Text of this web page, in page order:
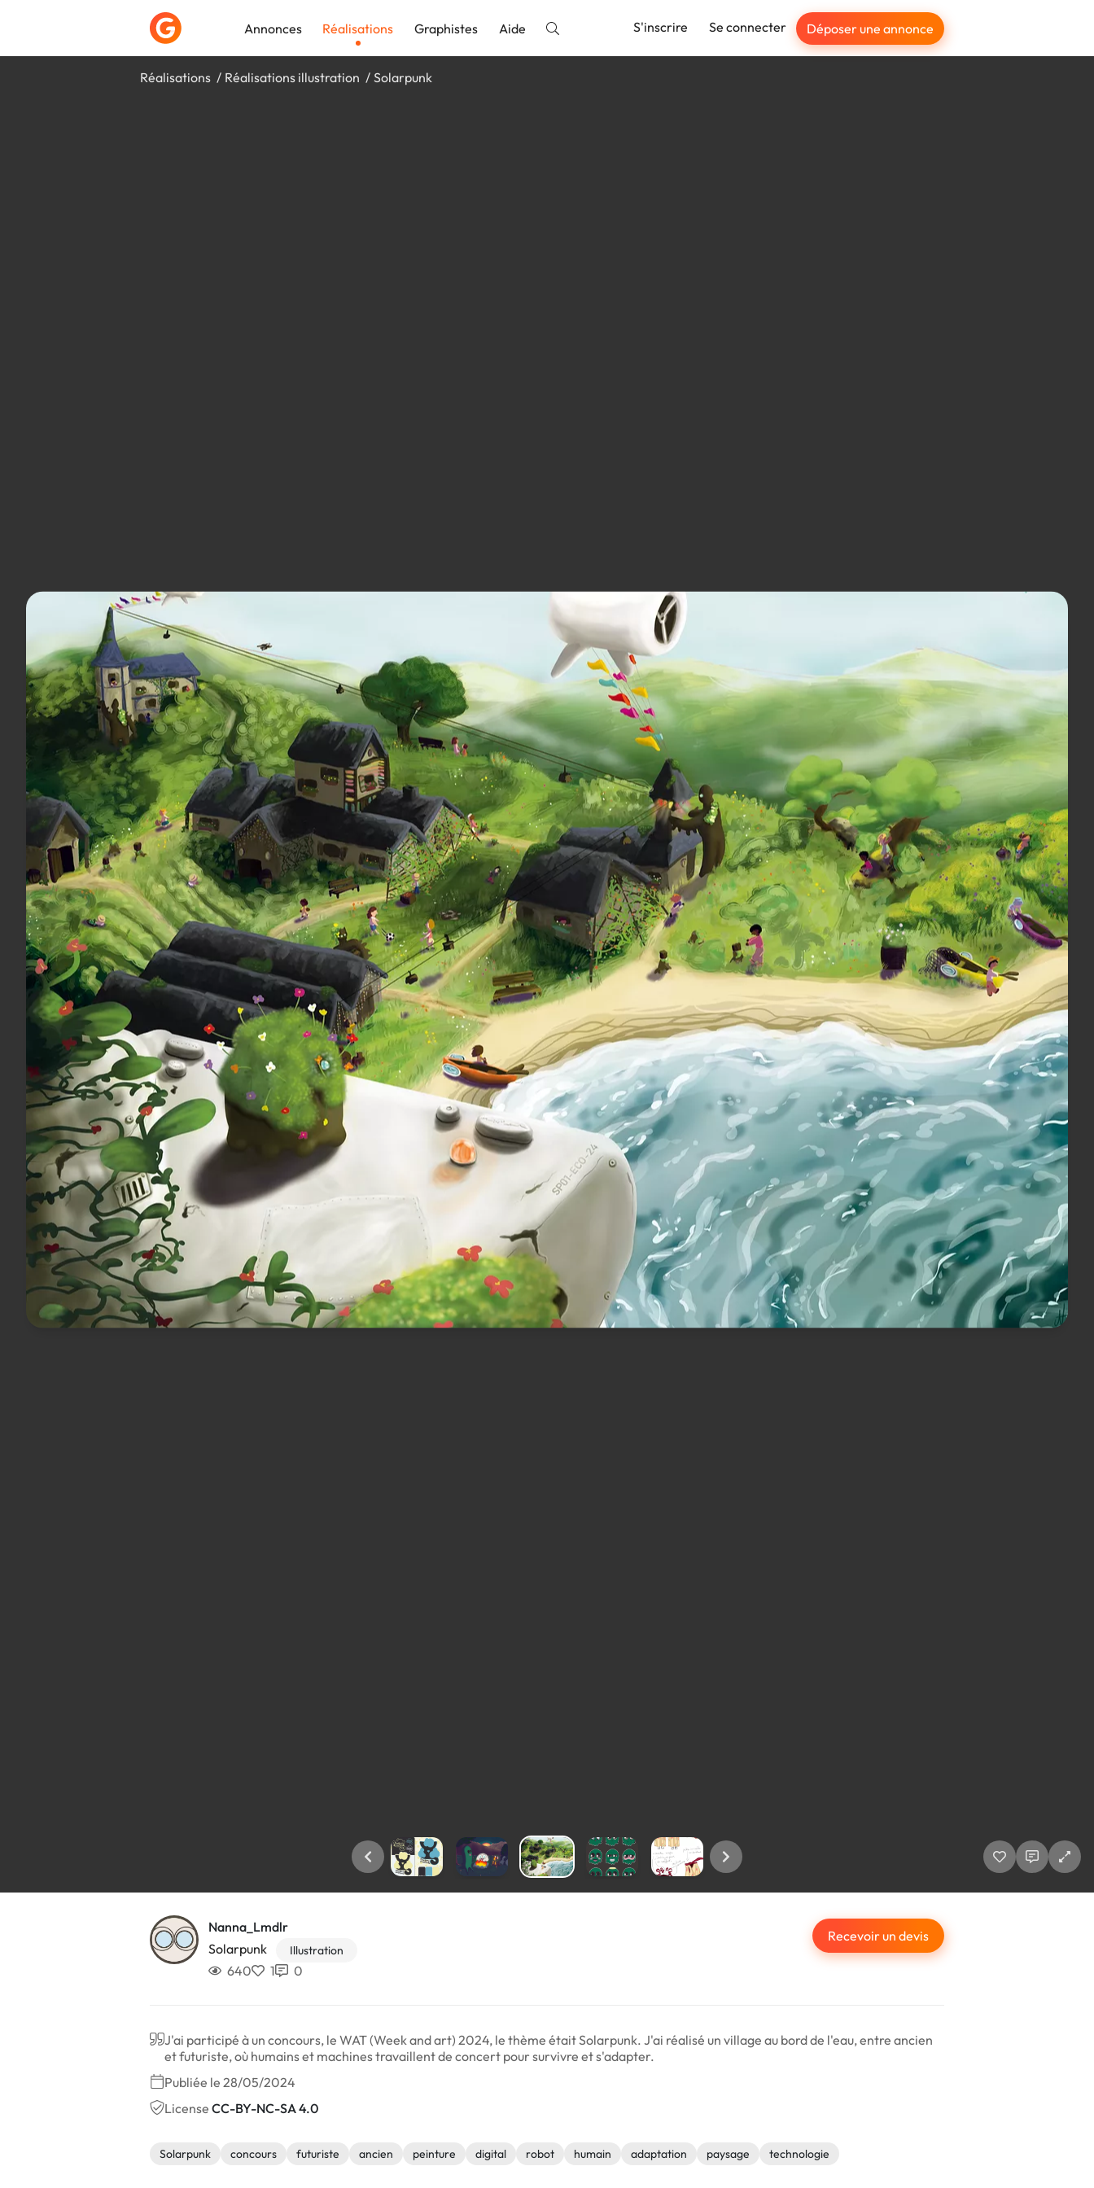
Annonces Réalisations Graphistes Aide S'inscrire Se connecter Déposer une annonce
Réalisations Réalisations illustration Solarpunk
Nanna_Lmdlr
Solarpunk
Illustration
640 1 0
Recevoir un devis
J'ai participé à un concours, le WAT (Week and art) 2024, le thème était Solarpunk. J'ai réalisé un village au bord de l'eau, entre ancien
et futuriste, où humains et machines travaillent de concert pour survivre et s'adapter.
Publiée le 28/05/2024
License CC-BY-NC-SA 4.0
Solarpunk concours futuriste ancien peinture digital robot humain adaptation paysage technologie